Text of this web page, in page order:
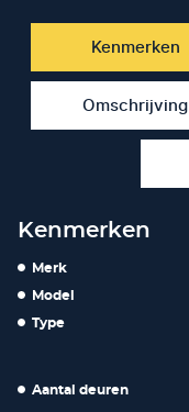
Kenmerken
Omschrijving
Kenmerken
Merk
Model
Type
Aantal deuren